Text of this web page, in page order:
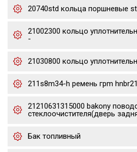
20740std кольца поршневые
21002300 кольцо
-
21030800 кольцо
211s8m34-h ремень грm
21210631315000 bakony
стеклоочистителя(дверь
Бак топливный